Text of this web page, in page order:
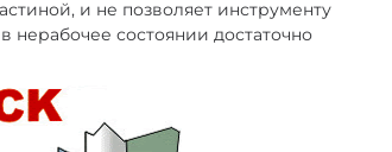
и не позволяет инструменту
нерабочее состоянии достаточно